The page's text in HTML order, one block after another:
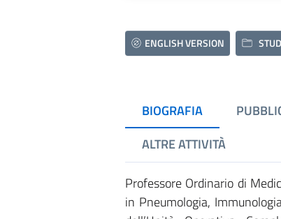
ENGLISH VERSION
BIOGRAFIA
ALTRE ATTIVITÀ
Professore Ordinario di
in Pneumologia,